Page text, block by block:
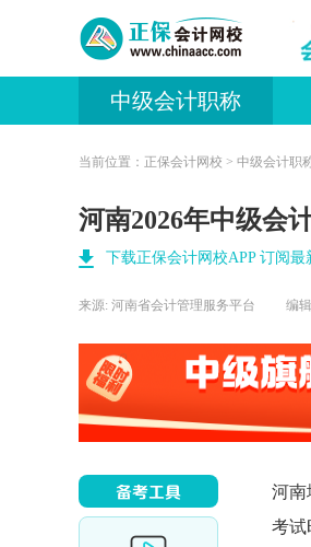
中级会计职称
当前位置： 正保会计网校 > 中级会计职
河南2026年中级会
下载正保会计网校APP 订阅最
来源: 河南省会计管理服务平台 编
河南
考试